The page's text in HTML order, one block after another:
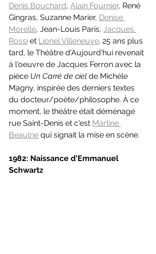
Denis Bouchard, Alain Fournier, René
Gingras, Suzanne Marier, Denise
Morelle, Jean-Louis Paris, Jacques
Rossi et Lionel Villeneuve. 25 ans plus
tard, le Théâtre d'Aujourd'hui revenait
à l'oeuvre de Jacques Ferron avec la
pièce Un Carré de ciel de Michèle
Magny, inspirée des derniers textes
du docteur/poète/philosophe. À ce
moment, le théâtre était déménagé
rue Saint-Denis et c'est Martine
Beaulne qui signait la mise en scène.
1982: Naissance d'Emmanuel
Schwartz